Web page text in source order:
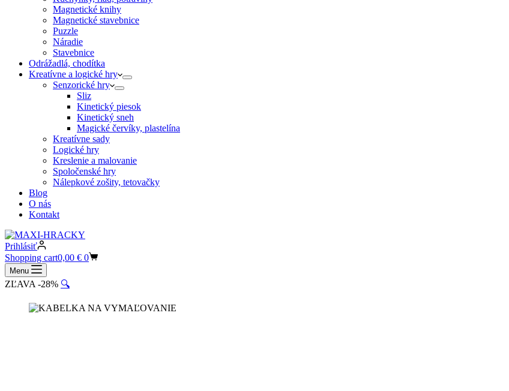
Magnetické knihy
Magnetické stavebnice
Puzzle
Náradie
Stavebnice
Odrážadlá, chodítka
Kreatívne a logické hry
Senzorické hry
Sliz
Kinetický piesok
Kinetický sneh
Magické červíky, plastelína
Kreatívne sady
Logické hry
Kreslenie a malovanie
Spoločenské hry
Nálepkové zošity, tetovačky
Blog
O nás
Kontakt
Prihlásiť
Shopping cart0,00 € 0
Menu
ZĽAVA -28% 🔍